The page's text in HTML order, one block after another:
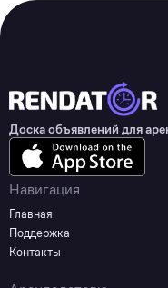
Доска объявлений для
Навигация
Главная
Поддержка
Контакты